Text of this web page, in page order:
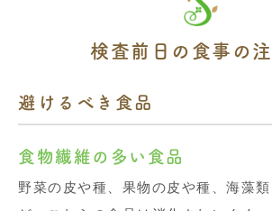
検査前日の食事の
避けるべき食品
食物繊維の多い食品
野菜の皮や種、果物の皮や種、海藻